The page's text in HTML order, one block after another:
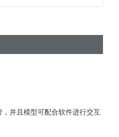
，并且模型可配合软件进行交互